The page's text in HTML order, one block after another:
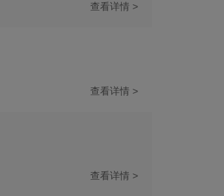
查看详情 >
查看详情 >
查看详情 >